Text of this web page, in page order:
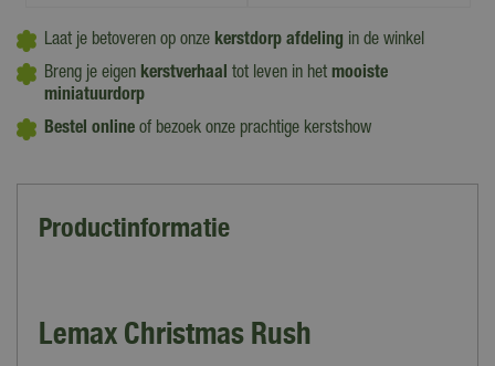
Laat je betoveren op onze kerstdorp afdeling in de winkel
Breng je eigen kerstverhaal tot leven in het mooiste
miniatuurdorp
Bestel online of bezoek onze prachtige kerstshow
Productinformatie
Lemax Christmas Rush